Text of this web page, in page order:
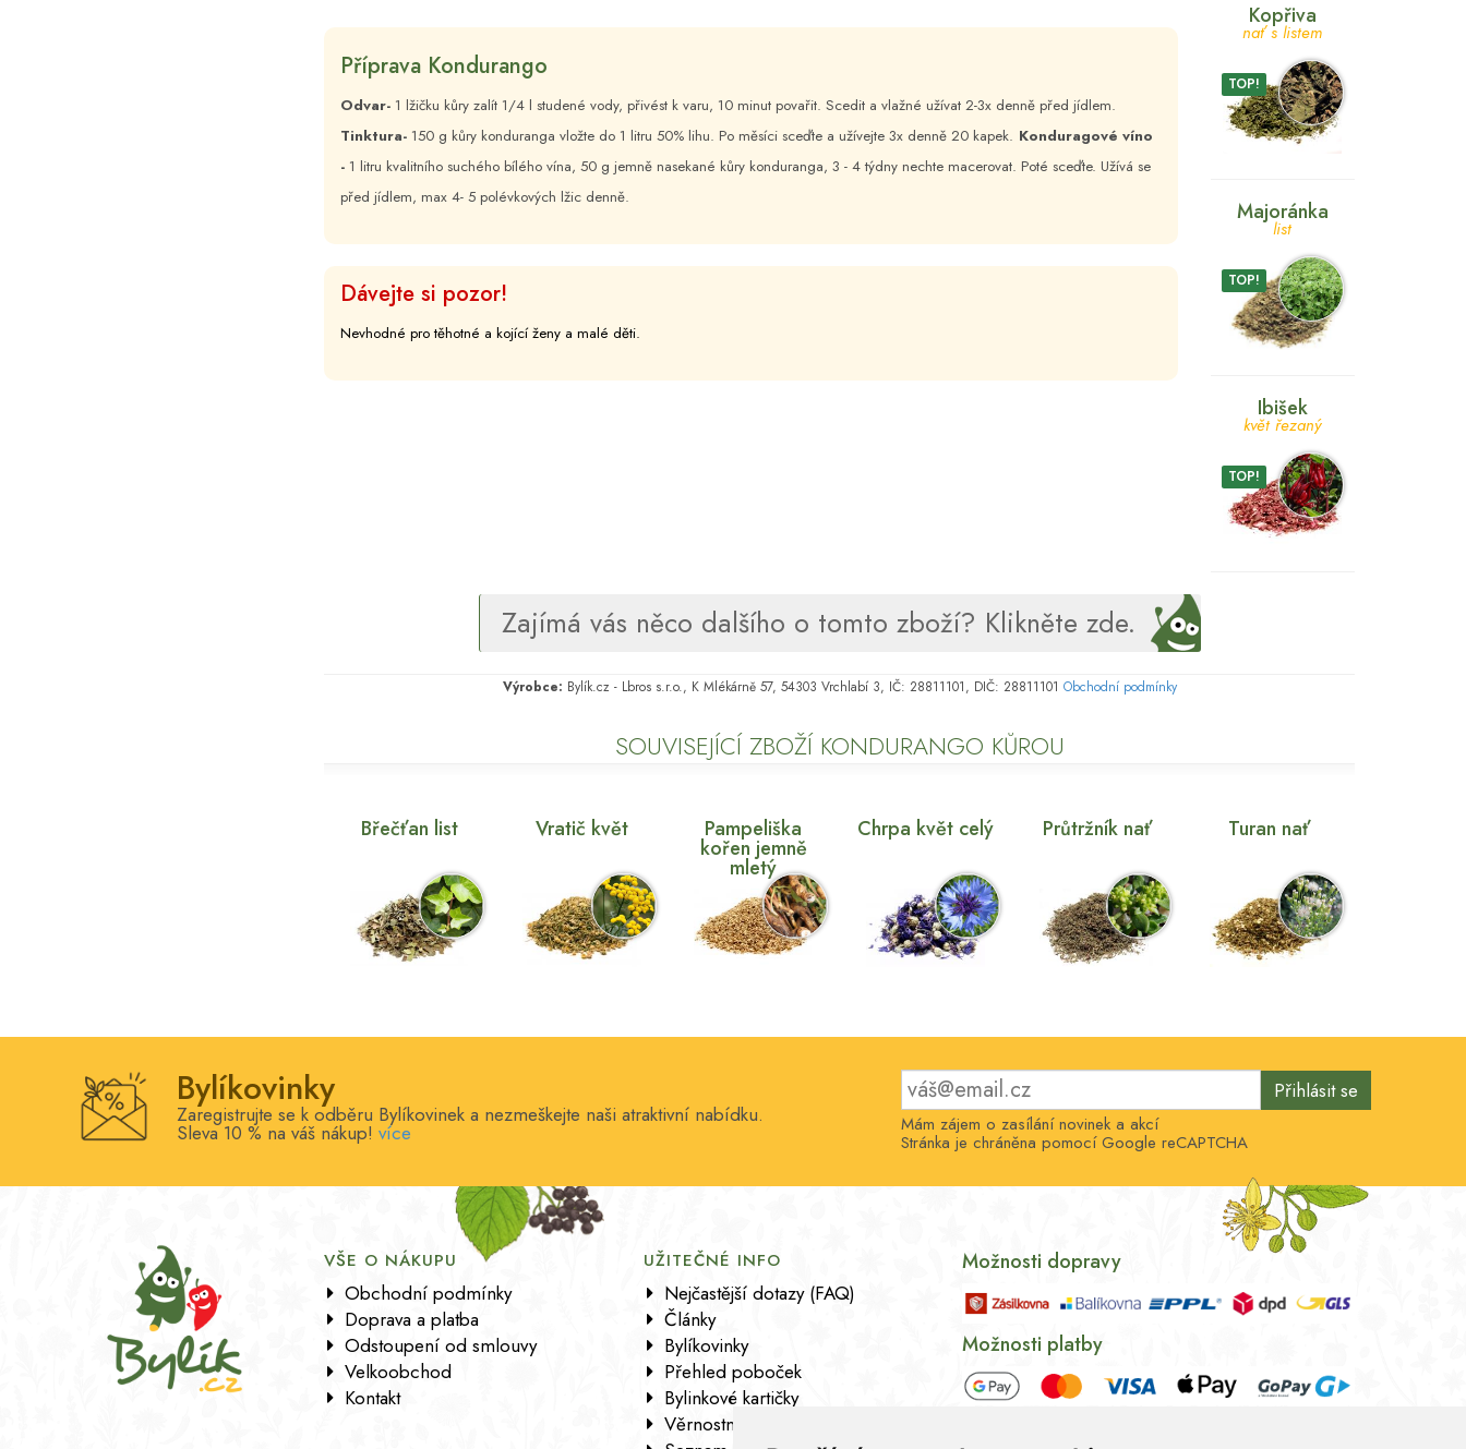
Příprava Kondurango
Odvar- 1 lžičku kůry zalít 1/4 l studené vody, přivést k varu, 10 minut povařit. Scedit a vlažné užívat 2-3x denně před jídlem.
Tinktura- 150 g kůry konduranga vložte do 1 litru 50% lihu. Po měsíci sceďte a užívejte 3x denně 20 kapek. Konduragové víno
- 1 litru kvalitního suchého bílého vína, 50 g jemně nasekané kůry konduranga, 3 - 4 týdny nechte macerovat. Poté sceďte. Užívá se
před jídlem, max 4- 5 polévkových lžic denně.
Dávejte si pozor!
Nevhodné pro těhotné a kojící ženy a malé děti.
Kopřiva
nať s listem
TOP!
Majoránka
list
TOP!
Ibišek
květ řezaný
TOP!
Zajímá vás něco dalšího o tomto zboží? Klikněte zde.
Výrobce: Bylík.cz - Lbros s.r.o., K Mlékárně 57, 54303 Vrchlabí 3, IČ: 28811101, DIČ: 28811101 Obchodní podmínky
SOUVISEJÍCÍ ZBOŽÍ KONDURANGO KŮROU
Břečťan list Vratič květ Pampeliška
kořen jemně
mletý
Chrpa květ celý Průtržník nať Turan nať
Bylíkovinky
Zaregistrujte se k odběru Bylíkovinek a nezmeškejte naši atraktivní nabídku.
Sleva 10 % na váš nákup! více
Přihlásit se
Mám zájem o zasílání novinek a akcí
Stránka je chráněna pomocí Google reCAPTCHA
VŠE O NÁKUPU
Obchodní podmínky
Doprava a platba
Odstoupení od smlouvy
Velkoobchod
Kontakt
UŽITEČNÉ INFO
Nejčastější dotazy (FAQ)
Články
Bylíkovinky
Přehled poboček
Bylinkové kartičky
Věrnostní program
Možnosti dopravy
Možnosti platby